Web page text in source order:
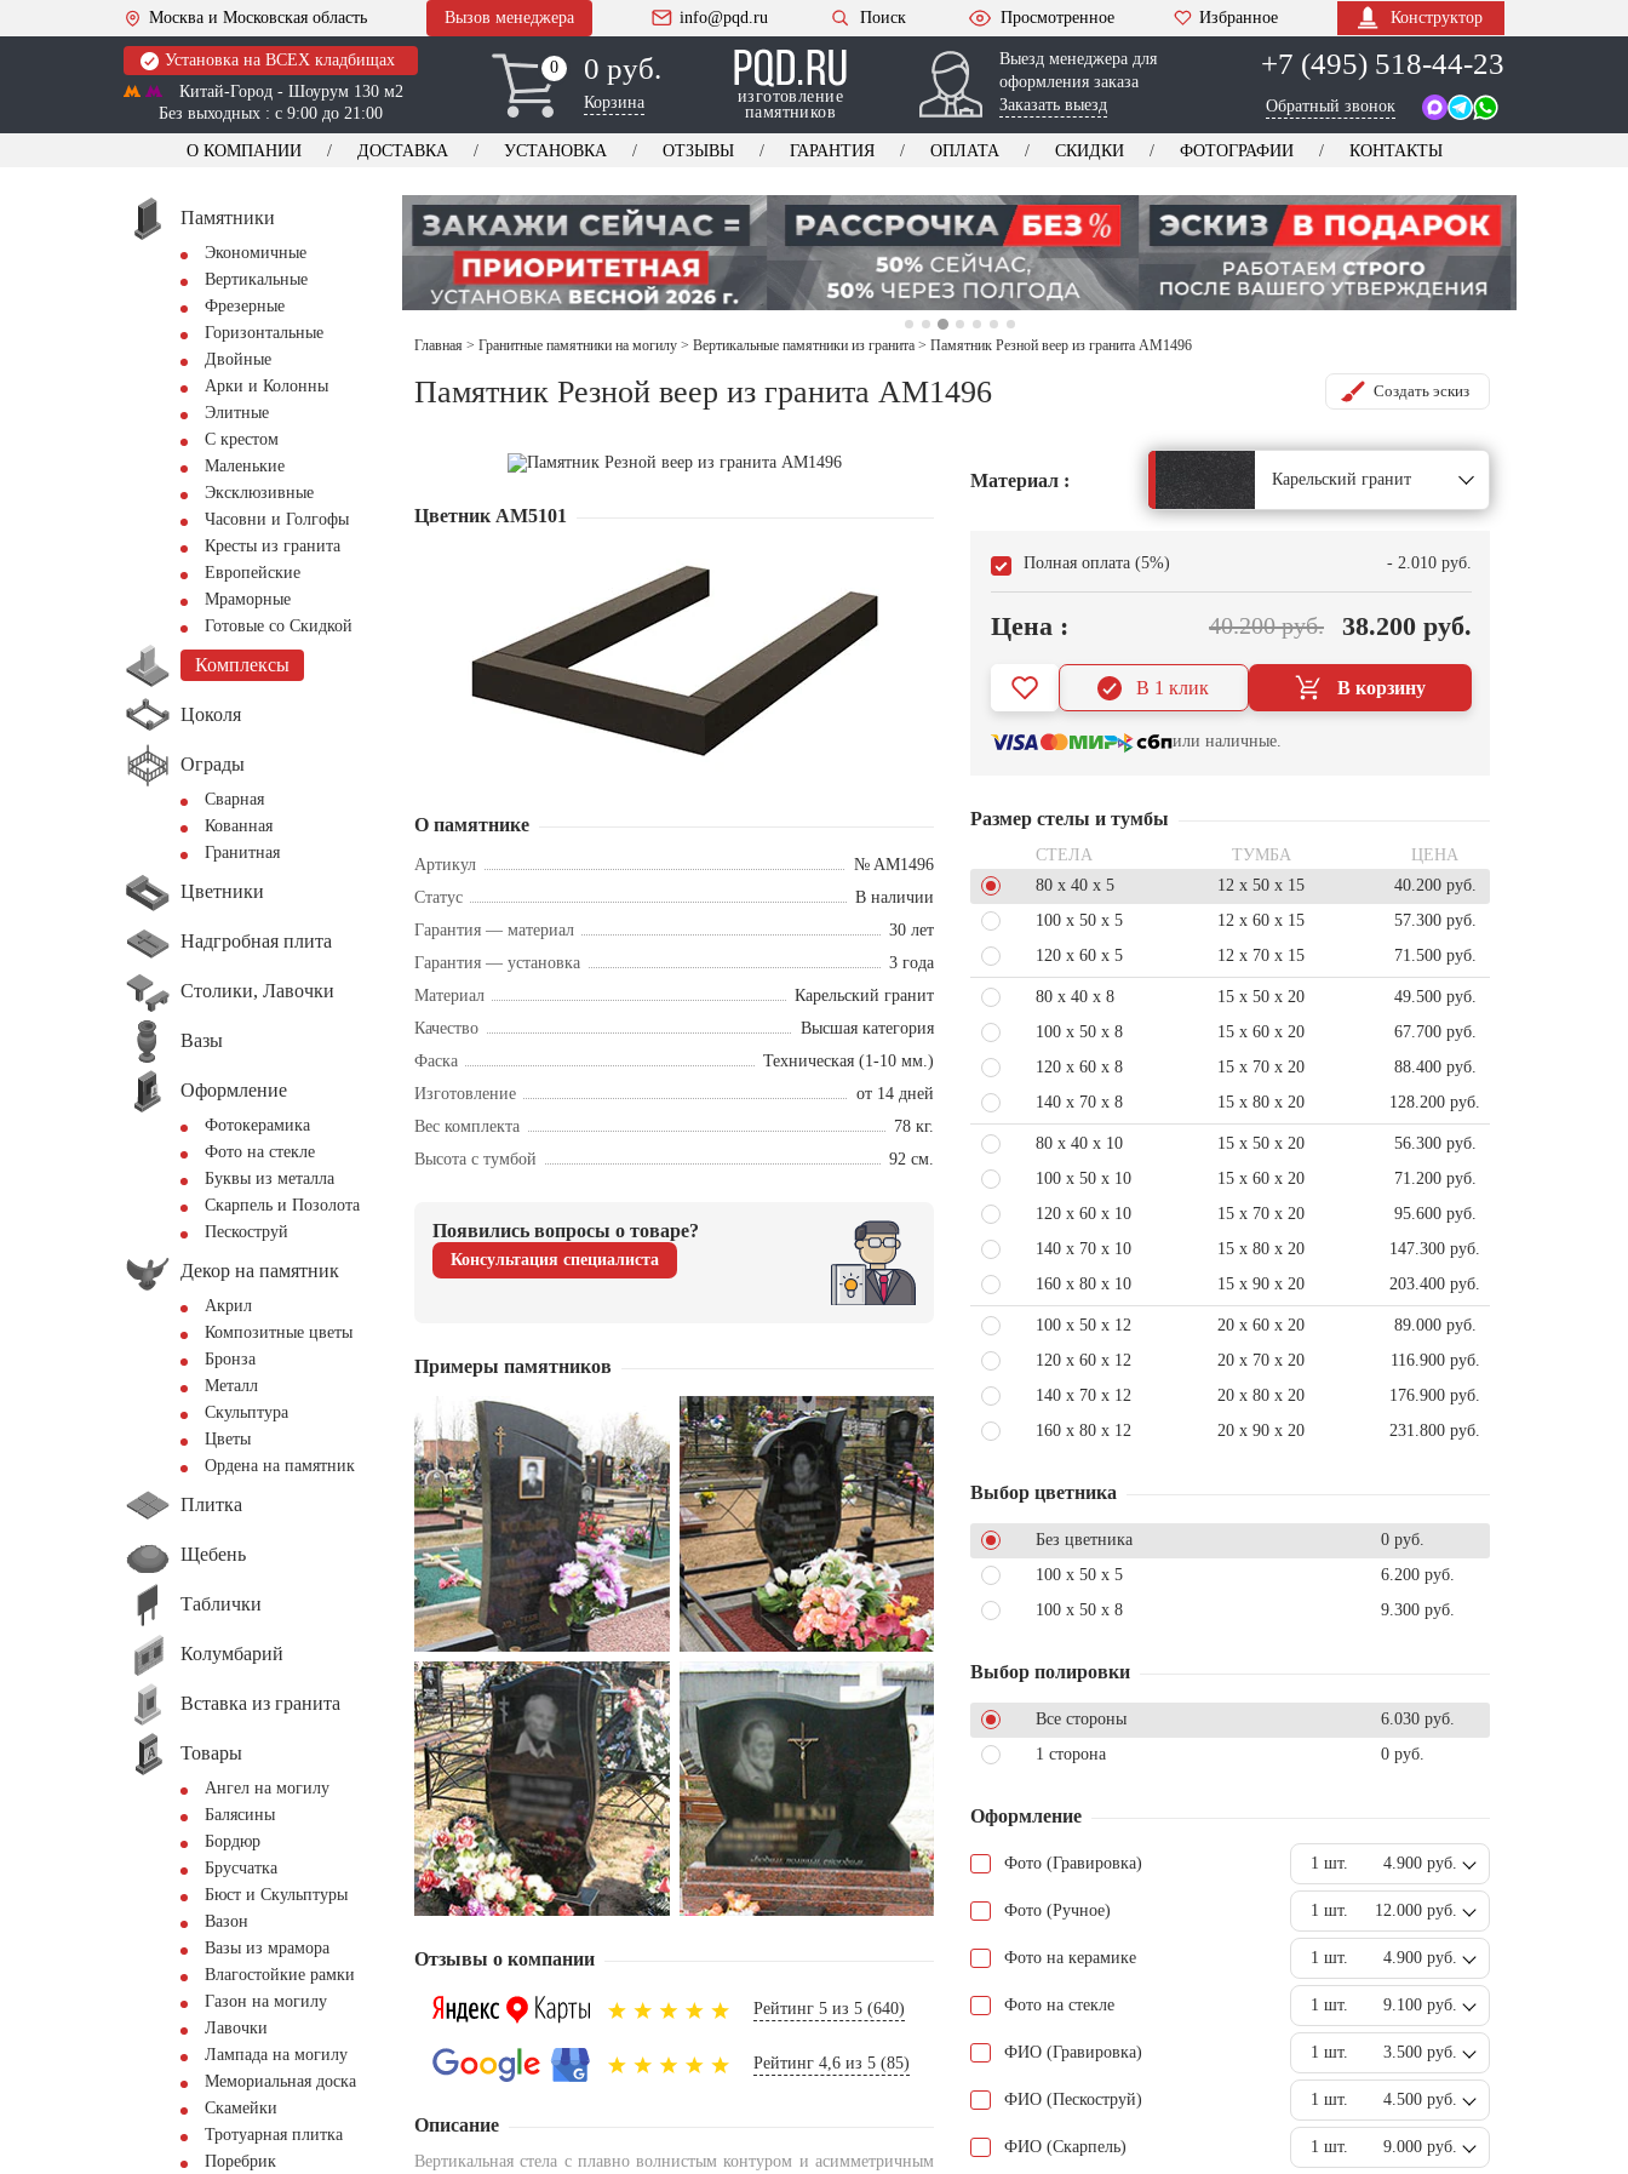
Москва и Московская область Вызов менеджера info@pqd.ru Поиск Просмотренное Избранное Конструктор
Установка на ВСЕХ кладбищах
Китай-Город - Шоурум 130 м2
Без выходных : с 9:00 до 21:00
0
0 0 руб.
Корзина
изготовление
памятников
Выезд менеджера для
оформления заказа
Заказать выезд
+7 (495) 518-44-23
Обратный звонок
О КОМПАНИИ ДОСТАВКА УСТАНОВКА ОТЗЫВЫ ГАРАНТИЯ ОПЛАТА СКИДКИ ФОТОГРАФИИ КОНТАКТЫ
Памятники
Экономичные
Вертикальные
Фрезерные
Горизонтальные
Двойные
Арки и Колонны
Элитные
С крестом
Маленькие
Эксклюзивные
Часовни и Голгофы
Кресты из гранита
Европейские
Мраморные
Готовые со Скидкой
Комплексы
Цоколя
Ограды
Сварная
Кованная
Гранитная
Цветники
Надгробная плита
Столики, Лавочки
Вазы
Оформление
Фотокерамика
Фото на стекле
Буквы из металла
Скарпель и Позолота
Пескоструй
Декор на памятник
Акрил
Композитные цветы
Бронза
Металл
Скульптура
Цветы
Ордена на памятник
Плитка
Щебень
Таблички
Колумбарий
Вставка из гранита
Товары
Ангел на могилу
Балясины
Бордюр
Брусчатка
Бюст и Скульптуры
Вазон
Вазы из мрамора
Влагостойкие рамки
Газон на могилу
Лавочки
Лампада на могилу
Мемориальная доска
Скамейки
Тротуарная плитка
Поребрик
Главная > Гранитные памятники на могилу > Вертикальные памятники из гранита > Памятник Резной веер из гранита AM1496
Памятник Резной веер из гранита AM1496 Создать эскиз
Цветник АМ5101
О памятнике
Артикул
№ AM1496
Статус
В наличии
Гарантия — материал
30 лет
Гарантия — установка
3 года
Материал
Карельский гранит
Качество
Высшая категория
Фаска
Техническая (1-10 мм.)
Изготовление
от 14 дней
Вес комплекта
78 кг.
Высота с тумбой
92 см.
Появились вопросы о товаре?
Консультация специалиста
Примеры памятников
Отзывы о компании
Рейтинг 5 из 5 (640)
Рейтинг 4,6 из 5 (85)
Описание
Вертикальная стела с плавно волнистым контуром и асимметричным
Материал : Карельский гранит
Полная оплата (5%) - 2.010 руб.
Цена : 40.200 руб. 38.200 руб.
В корзину
В 1 клик
или наличные.
Размер стелы и тумбы
СТЕЛА ТУМБА
ЦЕНА
80 x 40 x 5
12 x 50 x 15
40.200 руб.
100 x 50 x 5
12 x 60 x 15
57.300 руб.
120 x 60 x 5
12 x 70 x 15 71.500 руб.
80 x 40 x 8 15 x 50 x 20
49.500 руб.
100 x 50 x 8
15 x 60 x 20
67.700 руб.
120 x 60 x 8
15 x 70 x 20
88.400 руб.
140 x 70 x 8
15 x 80 x 20 128.200 руб.
80 x 40 x 10 15 x 50 x 20
56.300 руб.
100 x 50 x 10
15 x 60 x 20
71.200 руб.
120 x 60 x 10
15 x 70 x 20
95.600 руб.
140 x 70 x 10
15 x 80 x 20
147.300 руб.
160 x 80 x 10
15 x 90 x 20 203.400 руб.
100 x 50 x 12 20 x 60 x 20
89.000 руб.
120 x 60 x 12
20 x 70 x 20
116.900 руб.
140 x 70 x 12
20 x 80 x 20
176.900 руб.
160 x 80 x 12
20 x 90 x 20 231.800 руб.
Выбор цветника
Без цветника
0 руб.
100 x 50 x 5
6.200 руб.
100 x 50 x 8
9.300 руб.
Выбор полировки
Все стороны
6.030 руб.
1 сторона
0 руб.
Оформление
Фото (Гравировка) 1 шт. 4.900 руб.
Фото (Ручное) 1 шт. 12.000 руб.
Фото на керамике 1 шт. 4.900 руб.
Фото на стекле 1 шт. 9.100 руб.
ФИО (Гравировка) 1 шт. 3.500 руб.
ФИО (Пескоструй) 1 шт. 4.500 руб.
ФИО (Скарпель) 1 шт. 9.000 руб.